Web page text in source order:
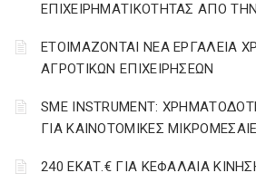
ΕΠΙΧΕΙΡΗΜΑΤΙΚΟΤΗΤΑΣ ΑΠΟ ΤΗΝ
ΕΤΟΙΜΑΖΟΝΤΑΙ ΝΕΑ ΕΡΓΑΛΕΙΑ
ΑΓΡΟΤΙΚΩΝ ΕΠΙΧΕΙΡΗΣΕΩΝ
SME INSTRUMENT:
ΓΙΑ ΚΑΙΝΟΤΟΜΙΚΕΣ
240 ΕΚΑΤ.€ ΓΙΑ ΚΕΦΑΛΑΙΑ